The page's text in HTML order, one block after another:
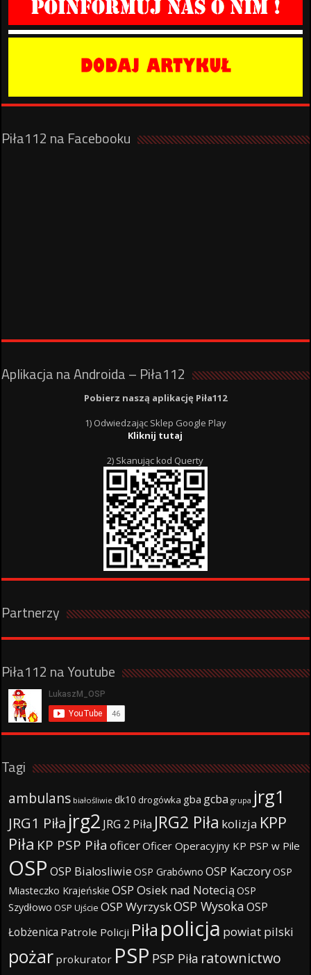
Piła112 na Facebooku
Aplikacja na Androida – Piła112
Pobierz naszą aplikację Piła112
1) Odwiedzając Sklep Google Play
Kliknij tutaj
2) Skanując kod Querty
Partnerzy
Piła112 na Youtube
Tagi
ambulans białośliwie dk10 drogówka gba gcba grupa jrg1
JRG1 Piła jrg2 JRG 2 Piła JRG2 Piła kolizja KPP
Piła KP PSP Piła oficerOficer Operacyjny KP PSP w Pile
OSP OSP Bialosliwie OSP Grabówno OSP KaczoryOSP
Miasteczko Krajeńskie OSP Osiek nad Notecią OSP
Szydłowo OSP Ujście OSP WyrzyskOSP WysokaOSP
Łobżenica Patrole Policji Piła policja powiat pilski
pożar prokurator PSP PSP Piła ratownictwo